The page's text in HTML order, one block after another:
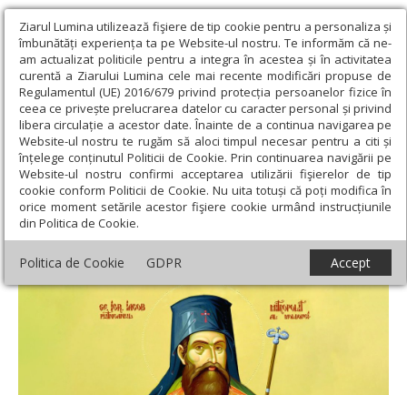
Ziarul Lumina utilizează fişiere de tip cookie pentru a personaliza și
îmbunătăți experiența ta pe Website-ul nostru. Te informăm că ne-
am actualizat politicile pentru a integra în acestea și în activitatea
curentă a Ziarului Lumina cele mai recente modificări propuse de
Regulamentul (UE) 2016/679 privind protecția persoanelor fizice în
ceea ce privește prelucrarea datelor cu caracter personal și privind
libera circulație a acestor date. Înainte de a continua navigarea pe
Website-ul nostru te rugăm să aloci timpul necesar pentru a citi și
înțelege conținutul Politicii de Cookie. Prin continuarea navigării pe
Website-ul nostru confirmi acceptarea utilizării fişierelor de tip
cookie conform Politicii de Cookie. Nu uita totuși că poți modifica în
orice moment setările acestor fişiere cookie urmând instrucțiunile
din Politica de Cookie.
Politica de Cookie GDPR Accept
Ziarul Lumina › Teologie și spiritualitate › Sinaxar › Sf. Ier. Iacob
Putneanul, Mitropolitul Moldovei; Sf. Cuv. Pahomie cel Mare
Sf. Ier. Iacob Putneanul, Mitropolitul
Moldovei; Sf. Cuv. Pahomie cel Mare